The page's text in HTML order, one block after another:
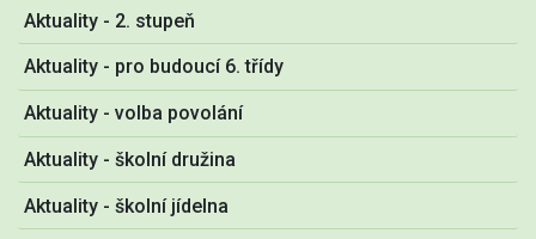
Aktuality - 2. stupeň
Aktuality - pro budoucí 6. třídy
Aktuality - volba povolání
Aktuality - školní družina
Aktuality - školní jídelna